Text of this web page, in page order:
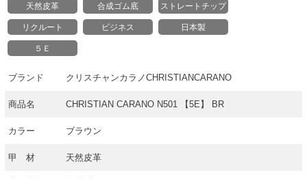
天然皮革 合成ゴム底 ストレートチップ
リクルート ビジネス 日本製
５Ｅ
ブランド クリスチャンカラノCHRISTIANCARANO
商品名 CHRISTIAN CARANO N501 【5E】 BR
カラー ブラウン
甲 材 天然皮革